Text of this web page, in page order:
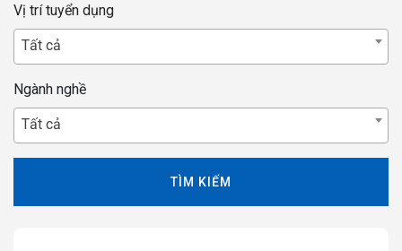
Vị trí tuyển dụng
Tất cả
Ngành nghề
Tất cả
TÌM KIẾM